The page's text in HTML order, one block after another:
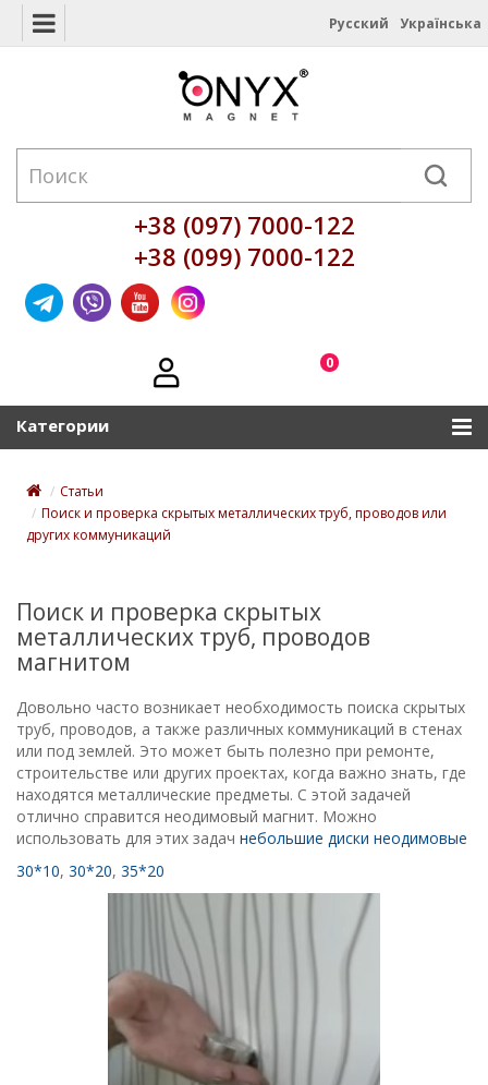
Русский Українська
+38 (097) 7000-122
+38 (099) 7000-122
0
Категории
Статьи
Поиск и проверка скрытых металлических труб, проводов или
других коммуникаций
Поиск и проверка скрытых
металлических труб, проводов
магнитом
Довольно часто возникает необходимость поиска скрытых
труб, проводов, а также различных коммуникаций в стенах
или под землей. Это может быть полезно при ремонте,
строительстве или других проектах, когда важно знать, где
находятся металлические предметы. С этой задачей
отлично справится неодимовый магнит. Можно
использовать для этих задач небольшие диски неодимовые
30*10, 30*20, 35*20